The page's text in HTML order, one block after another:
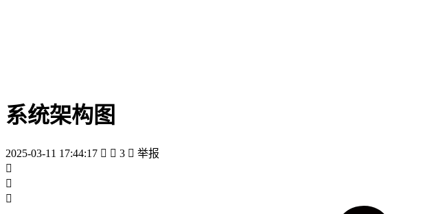
系统架构图
2025-03-11 17:44:17   3  举报


